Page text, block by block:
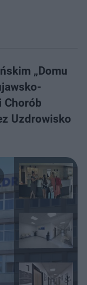
„Domu
Chorób
Uzdrowisko